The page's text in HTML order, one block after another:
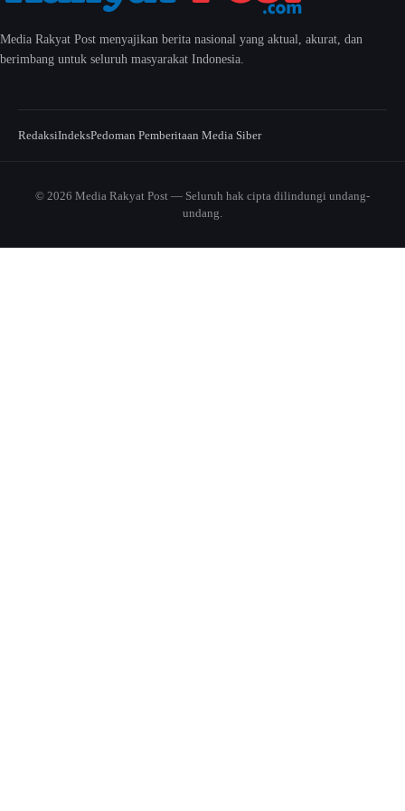
Media Rakyat Post menyajikan berita nasional yang aktual, akurat, dan
berimbang untuk seluruh masyarakat Indonesia.
RedaksiIndeksPedoman Pemberitaan Media Siber
© 2026 Media Rakyat Post — Seluruh hak cipta dilindungi undang-
undang.